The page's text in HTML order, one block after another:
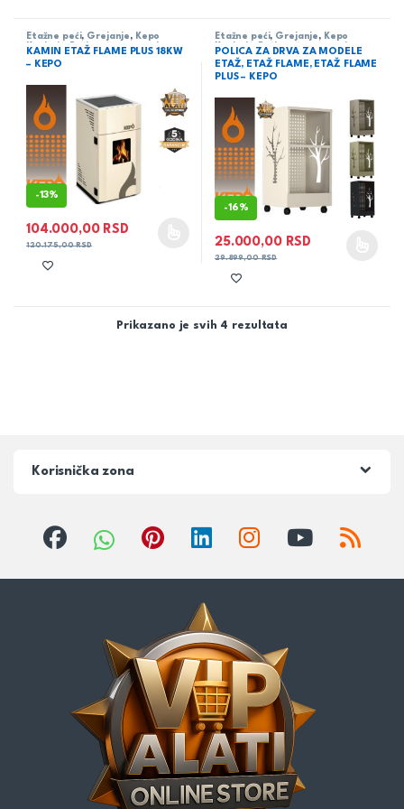
Etažne peći, Grejanje , Kepo
Kosjerić ,Peći na čvrsto gorivo
KAMIN ETAŽ FLAME PLUS 18KW
– KEPO
-13%
104.000,00 RSD
120.175,00RSD
Ovaj proizvod ima više varijanti. Opcije mogu biti izabrane na
Etažne peći, Grejanje , Kepo
Kosjerić
,Peći na čvrsto gorivo
POLICA ZA DRVA ZA MODELE
ETAŽ, ETAŽ FLAME, ETAŽ FLAME
PLUS – KEPO
-16%
25.000,00 RSD
29.899,00RSD
Ovaj proizvod ima više
Prikazano je svih 4 rezultata
Korisnička zona